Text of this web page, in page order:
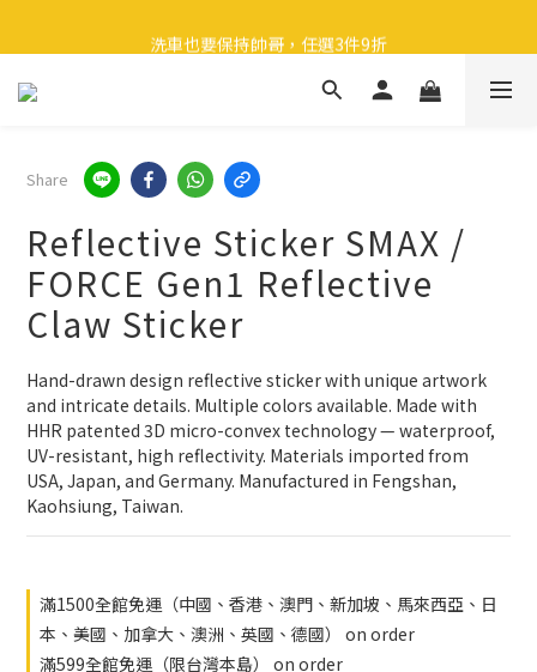
洗車也要保持帥哥，任選3件9折
領取40元購物金
Share
Reflective Sticker SMAX /
FORCE Gen1 Reflective
Claw Sticker
Hand-drawn design reflective sticker with unique artwork
and intricate details. Multiple colors available. Made with
HHR patented 3D micro-convex technology — waterproof,
UV-resistant, high reflectivity. Materials imported from
USA, Japan, and Germany. Manufactured in Fengshan,
Kaohsiung, Taiwan.
滿1500全館免運（中國、香港、澳門、新加坡、馬來西亞、日
本、美國、加拿大、澳洲、英國、德國） on order
滿599全館免運（限台灣本島） on order